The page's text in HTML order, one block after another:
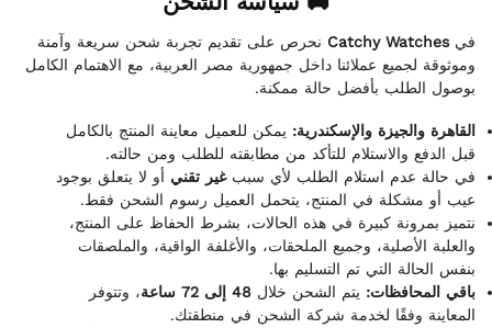
فيCatchy Watches نحرص على تقديم تجربة شحن سريعة وآمنة
وموثوقة لجميع عملائنا داخل جمهورية مصر العربية، مع الاهتمام الكامل
بوصول الطلب بأفضل حالة ممكنة.
القاهرة والجيزة والإسكندرية: يمكن للعميل معاينة المنتج بالكامل
قبل الدفع والاستلام للتأكد من مطابقته للطلب ومن حالته.
في حالة عدم استلام الطلب لأي سببغير تقني أو لا يتعلق بوجود
عيب أو مشكلة في المنتج، يتحمل العميل رسوم الشحن فقط.
نتميز بمرونة كبيرة في هذه الحالات، بشرط الحفاظ على المنتج،
والعلبة الأصلية، وجميع الملحقات، والأغلفة الواقية، والملصقات
بنفس الحالة التي تم التسليم بها.
باقي المحافظات: يتم الشحن خلال 48 إلى 72 ساعة
، وتتوفر
المعاينة وفقًا لخدمة شركة الشحن في منطقتك.